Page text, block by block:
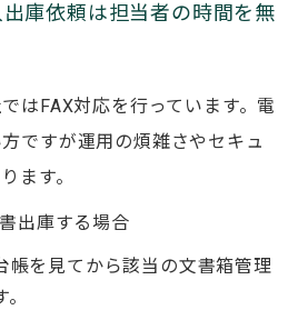
庫依頼は担当者の時間を無
はFAX対応を行っています。電
ですが運用の煩雑さやセキュ
ます。
出庫する場合
帳を見てから該当の文書箱管理